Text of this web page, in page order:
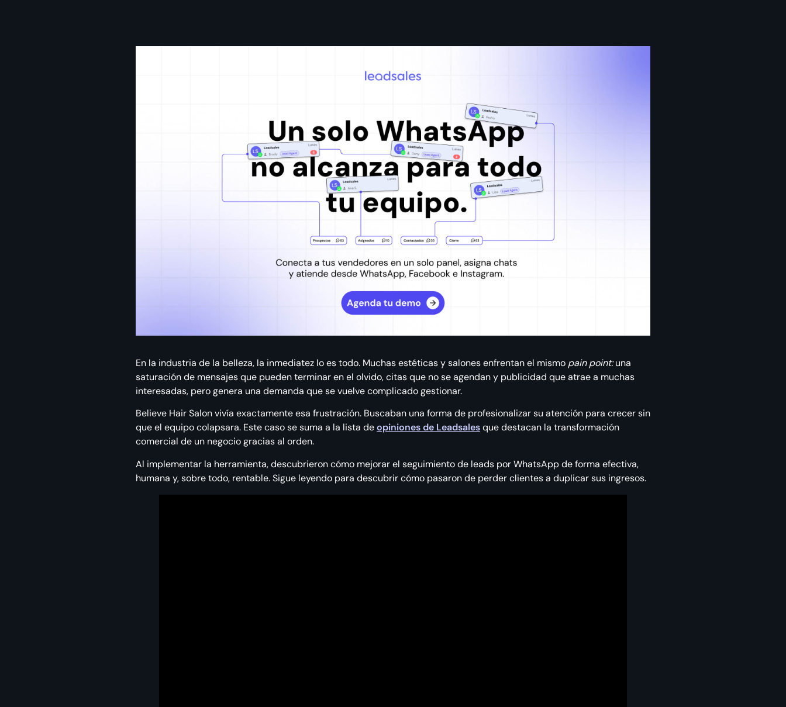
En la industria de la belleza, la inmediatez lo es todo. Muchas estéticas y salones enfrentan el mismo pain point:una
saturación de mensajes que pueden terminar en el olvido, citas que no se agendan y publicidad que atrae a muchas
interesadas, pero genera una demanda que se vuelve complicado gestionar.
Believe Hair Salon vivía exactamente esa frustración. Buscaban una forma de profesionalizar su atención para crecer sin
que el equipo colapsara. Este caso se suma a la lista deopiniones de Leadsalesque destacan la transformación
comercial de un negocio gracias al orden.
Al implementar la herramienta, descubrieron cómo mejorar el seguimiento de leads por WhatsApp de forma efectiva,
humana y, sobre todo, rentable. Sigue leyendo para descubrir cómo pasaron de perder clientes a duplicar sus ingresos.